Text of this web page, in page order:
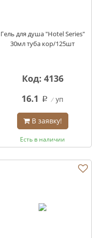
Гель для душа "Hotel Series"
30мл туба кор/125шт
Код: 4136
16.1
q уп
В заявку!
Есть в наличии